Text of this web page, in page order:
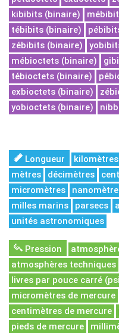
kibibits (binaire)
tébibits (binaire)
zébibits (binaire)
mébioctets (binaire)
tébioctets (binaire)
exbioctets (binaire)
yobioctets (binaire)
Longueur kilomètres
mètres
décimètres
micromètres
milles marins
parsecs
unités astronomiques
Pression
atmosphères techniques
livres par pouce carré
micromètres de mercure
centimètres de mercure
pieds de mercure